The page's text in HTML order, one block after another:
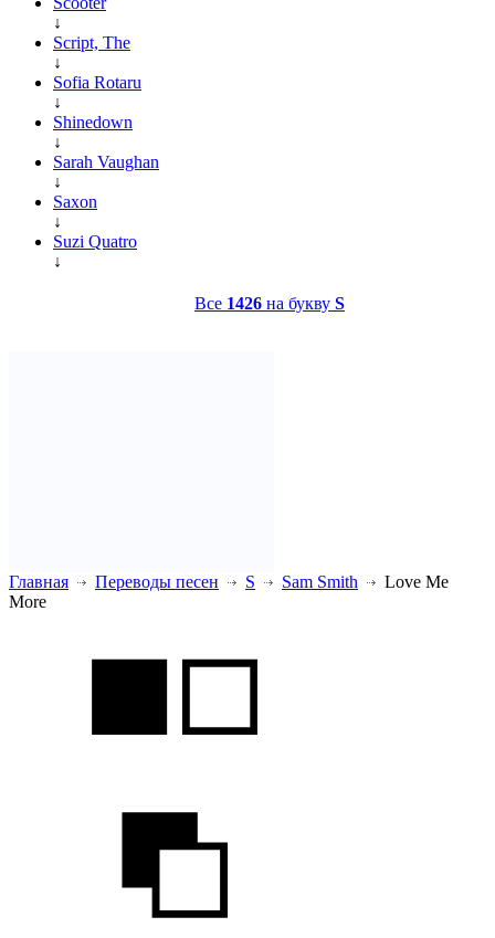
↓
Script, The
↓
Sofia Rotaru
↓
Shinedown
↓
Sarah Vaughan
↓
Saxon
↓
Suzi Quatro
↓
Все 1426 на букву S
Главная Переводы песен S Sam Smith
Love Me
More